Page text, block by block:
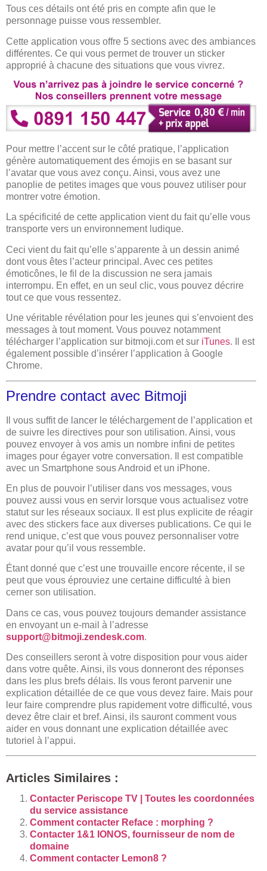
Tous ces détails ont été pris en compte afin que le
personnage puisse vous ressembler.
Cette application vous offre 5 sections avec des ambiances
différentes. Ce qui vous permet de trouver un sticker
approprié à chacune des situations que vous vivrez.
Pour mettre l’accent sur le côté pratique, l’application
génère automatiquement des émojis en se basant sur
l’avatar que vous avez conçu. Ainsi, vous avez une
panoplie de petites images que vous pouvez utiliser pour
montrer votre émotion.
La spécificité de cette application vient du fait qu’elle vous
transporte vers un environnement ludique.
Ceci vient du fait qu’elle s’apparente à un dessin animé
dont vous êtes l’acteur principal. Avec ces petites
émoticônes, le fil de la discussion ne sera jamais
interrompu. En effet, en un seul clic, vous pouvez décrire
tout ce que vous ressentez.
Une véritable révélation pour les jeunes qui s’envoient des
messages à tout moment. Vous pouvez notamment
télécharger l’application sur bitmoji.com et sur iTunes. Il est
également possible d’insérer l’application à Google
Chrome.
Prendre contact avec Bitmoji
Il vous suffit de lancer le téléchargement de l’application et
de suivre les directives pour son utilisation. Ainsi, vous
pouvez envoyer à vos amis un nombre infini de petites
images pour égayer votre conversation. Il est compatible
avec un Smartphone sous Android et un iPhone.
En plus de pouvoir l’utiliser dans vos messages, vous
pouvez aussi vous en servir lorsque vous actualisez votre
statut sur les réseaux sociaux. Il est plus explicite de réagir
avec des stickers face aux diverses publications. Ce qui le
rend unique, c’est que vous pouvez personnaliser votre
avatar pour qu’il vous ressemble.
Étant donné que c’est une trouvaille encore récente, il se
peut que vous éprouviez une certaine difficulté à bien
cerner son utilisation.
Dans ce cas, vous pouvez toujours demander assistance
en envoyant un e-mail à l’adresse
support@bitmoji.zendesk.com.
Des conseillers seront à votre disposition pour vous aider
dans votre quête. Ainsi, ils vous donneront des réponses
dans les plus brefs délais. Ils vous feront parvenir une
explication détaillée de ce que vous devez faire. Mais pour
leur faire comprendre plus rapidement votre difficulté, vous
devez être clair et bref. Ainsi, ils sauront comment vous
aider en vous donnant une explication détaillée avec
tutoriel à l’appui.
Articles Similaires :
Contacter Periscope TV | Toutes les coordonnées
du service assistance
Comment contacter Reface : morphing ?
Contacter 1&1 IONOS, fournisseur de nom de
domaine
Comment contacter Lemon8 ?